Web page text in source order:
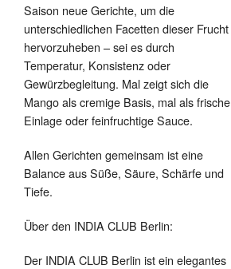
Saison neue Gerichte, um die
unterschiedlichen Facetten dieser Frucht
hervorzuheben – sei es durch
Temperatur, Konsistenz oder
Gewürzbegleitung. Mal zeigt sich die
Mango als cremige Basis, mal als frische
Einlage oder feinfruchtige Sauce.
Allen Gerichten gemeinsam ist eine
Balance aus Süße, Säure, Schärfe und
Tiefe.
Über den INDIA CLUB Berlin:
Der INDIA CLUB Berlin ist ein elegantes